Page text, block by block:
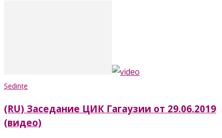
Ședințe
(RU) Заседание ЦИК Гагаузии от 29.06.2019
(видео)